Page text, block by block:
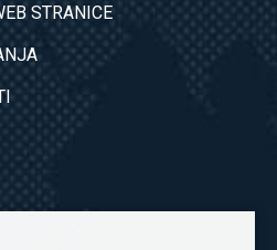
STRANICE